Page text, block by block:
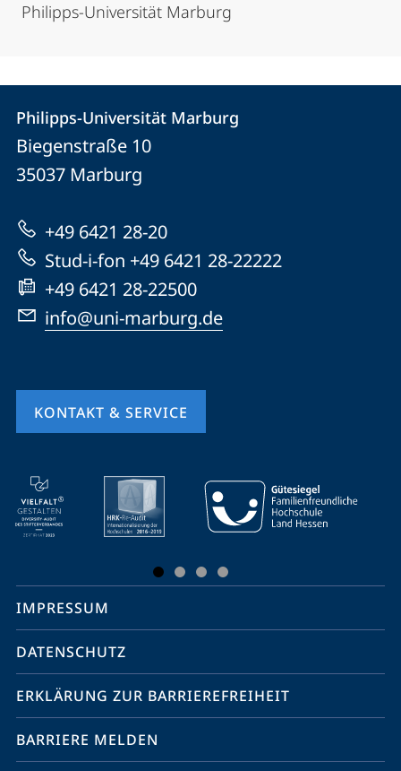
Philipps-Universität Marburg
Kontakt
und
Informationen
zur
Website
Kontaktinformationen
Philipps-
Universität
Philipps-Universität Marburg
Biegenstraße 10
35037 Marburg
+49 6421 28-20
Stud-i-fon +49 6421 28-22222
+49 6421 28-22500
info@uni-marburg.de
KONTAKT & SERVICE
Mobile-
Service-
Navigation
Social
Media
Kontakte
IMPRESSUM
DATENSCHUTZ
ERKLÄRUNG ZUR BARRIEREFREIHEIT
BARRIERE MELDEN